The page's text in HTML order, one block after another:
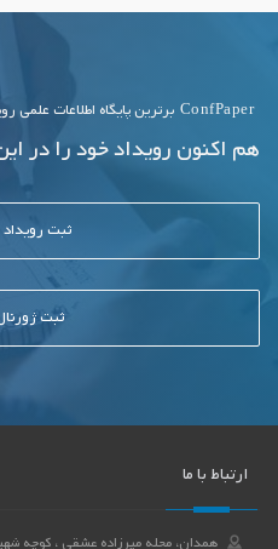
ConfPaper برترین پایگاه اطلاعات علمی
هم اکنون رویداد خود را در
ثبت
ثبت
ارتباط با ما